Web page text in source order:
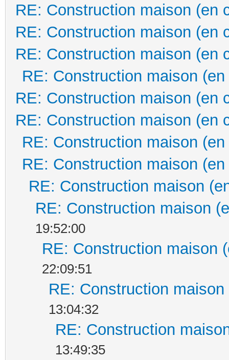
RE: Construction maison (en
RE: Construction maison (en
RE: Construction maison (en
RE: Construction maison
RE: Construction maison (en
RE: Construction maison (en
RE: Construction maison
RE: Construction maison
RE: Construction maison
RE: Construction maison
19:52:00
RE: Construction maison
22:09:51
RE: Construction
13:04:32
RE: Construction
13:49:35